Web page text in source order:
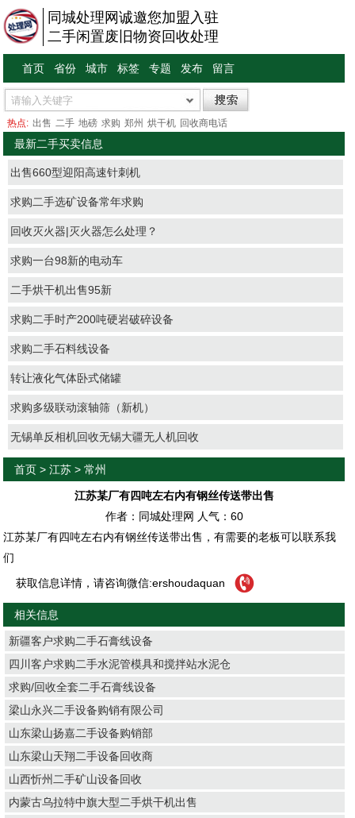
同城处理网诚邀您加盟入驻
二手闲置废旧物资回收处理
首页 省份 城市 标签 专题 发布 留言
热点: 出售 二手 地磅 求购 郑州 烘干机 回收商电话
最新二手买卖信息
出售660型迎阳高速针刺机
求购二手选矿设备常年求购
回收灭火器|灭火器怎么处理？
求购一台98新的电动车
二手烘干机出售95新
求购二手时产200吨硬岩破碎设备
求购二手石料线设备
转让液化气体卧式储罐
求购多级联动滚轴筛（新机）
无锡单反相机回收无锡大疆无人机回收
首页 >江苏 >常州
江苏某厂有四吨左右内有钢丝传送带出售
作者：同城处理网 人气： 60
江苏某厂有四吨左右内有钢丝传送带出售，有需要的老板可以联系我
们
获取信息详情，请咨询微信:ershoudaquan
相关信息
新疆客户求购二手石膏线设备
四川客户求购二手水泥管模具和搅拌站水泥仓
求购/回收全套二手石膏线设备
梁山永兴二手设备购销有限公司
山东梁山扬嘉二手设备购销部
山东梁山天翔二手设备回收商
山西忻州二手矿山设备回收
内蒙古乌拉特中旗大型二手烘干机出售